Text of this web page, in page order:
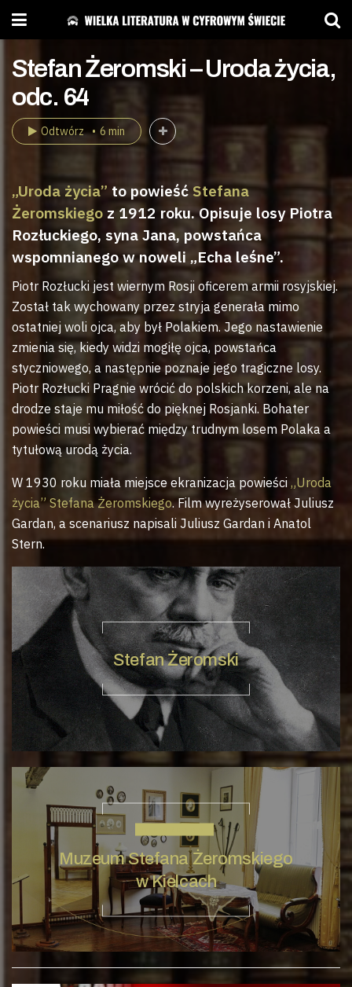
Stefan Żeromski – Uroda życia,
odc. 64
Odtwórz 6 min
„Uroda życia” to powieść Stefana
Żeromskiego z 1912 roku. Opisuje losy Piotra
Rozłuckiego, syna Jana, powstańca
wspomnianego w noweli „Echa leśne”.
Piotr Rozłucki jest wiernym Rosji oficerem armii rosyjskiej.
Został tak wychowany przez stryja generała mimo
ostatniej woli ojca, aby był Polakiem. Jego nastawienie
zmienia się, kiedy widzi mogiłę ojca, powstańca
styczniowego, a następnie poznaje jego tragiczne losy.
Piotr Rozłucki Pragnie wrócić do polskich korzeni, ale na
drodze staje mu miłość do pięknej Rosjanki. Bohater
powieści musi wybierać między trudnym losem Polaka a
tytułową urodą życia.
W 1930 roku miała miejsce ekranizacja powieści „Uroda
życia” Stefana Żeromskiego. Film wyreżyserował Juliusz
Gardan, a scenariusz napisali Juliusz Gardan i Anatol
Stern.
Stefan Żeromski
Muzeum Stefana Żeromskiego
w Kielcach